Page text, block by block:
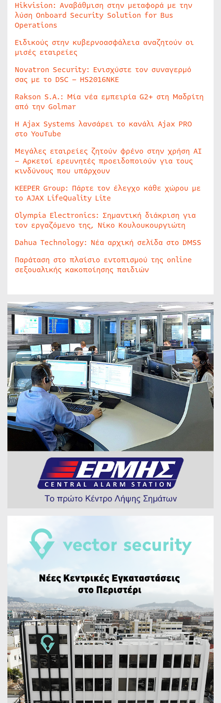
Hikvision: Αναβάθμιση στην μεταφορά με την
λύση Onboard Security Solution for Bus
Operations
Ειδικούς στην κυβερνοασφάλεια αναζητούν οι
μισές εταιρείες
Novatron Security: Ενισχύστε τον συναγερμό
σας με το DSC – HS2016NKE
Rakson S.A.: Μία νέα εμπειρία G2+ στη Μαδρίτη
από την Golmar
Η Ajax Systems λανσάρει το κανάλι Ajax PRO
στο YouTube
Μεγάλες εταιρείες ζητούν φρένο στην χρήση AI
– Αρκετοί ερευνητές προειδοποιούν για τους
κινδύνους που υπάρχουν
KEEPER Group: Πάρτε τον έλεγχο κάθε χώρου με
το AJAX LifeQuality Lite
Olympia Electronics: Σημαντική διάκριση για
τον εργαζόμενο της, Νίκο Κουλουκουργιώτη
Dahua Technology: Νέα αρχική σελίδα στο DMSS
Παράταση στο πλαίσιο εντοπισμού της online
σεξουαλικής κακοποίησης παιδιών